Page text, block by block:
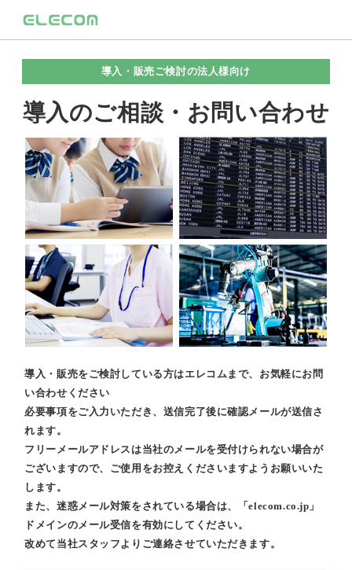
導入・販売ご検討の法人様向け
導入のご相談・お問い合わせ
導入・販売をご検討している方はエレコムまで、お気軽にお問
い合わせください
必要事項をご入力いただき、送信完了後に確認メールが送信さ
れます。
フリーメールアドレスは当社のメールを受付けられない場合が
ございますので、ご使用をお控えくださいますようお願いいた
します。
また、迷惑メール対策をされている場合は、「elecom.co.jp」
ドメインのメール受信を有効にしてください。
改めて当社スタッフよりご連絡させていただきます。